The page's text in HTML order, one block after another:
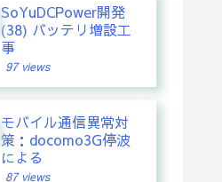
SoYuDCPower開発
(38) バッテリ増設工
事
97 views
モバイル通信異常対
策：docomo3G停波
による
87 views